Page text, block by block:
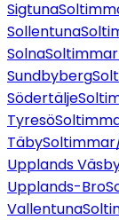
Sigtuna
Sollentuna
Solna
Sundbyberg
Södertälje
Tyresö
Täby
Upplands
Upplands-Bro
Vallentuna